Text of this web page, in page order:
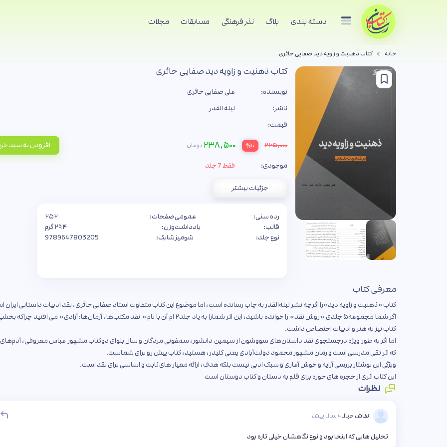
دسته بندی بلاگ نذر فرهنگی مسابقات مجلات
خانه کتاب ذهنیت و زاویه دید صفایی حائری
کتاب ذهنیت و زاویه دید صفایی حائری
نویسنده:
علی صفایی حائری
ناشر:
لیله القدر
قیمت:
۲۶۵,۰۰۰ %۱۰ ۲۳۸,۵۰۰ تومان افزودن به سبد
موجودی: فقط 7 جلد
جزئیات بیشتر
رده سنی:
عمومی
قالب:
یادداشت
نوع جلد:
شومیز
صفحات:
۲۵۲
وزن:
۲۹۴ گرم
شابک:
9789647803205
معرفی کتاب
کتاب «ذهنیت و زاویه دید»را اگرچه نشر لیله‌القدر به چاپ رسانده است، اما موضوع این کتاب متفاوت استاد صفایی حائری، نقد ادبیات داستانی ایران
اگر شما مجموعه۵ جلدی «روش نقد» را خوانده باشید، این اثر شمارا به یاد جلد۲ ام آن با نام « نقد مکتب‌ها، آرمان‌ها: آزادی» می افتید
کتاب نیز به هنر و ادبیات اختصاص داشت.
اما اگر به طور ویژه درجستجوی نقد داستان‌های سووشون از سیمین دانشور، سمفونی مردگان و سال بلوای دوکتاب مشهور عباس معروفی،
که اثر تقی مدرسی است و رمان مشهور محمود دولت‌آبادی یعنی کلیدر، هستید، کتاب پیش رو برای شماست.
ویژگی این نوشتار بررسی آرایه و خوش آغازی و سبک ادبی نیست بلکه هدف، ارائه معیار های ثابت و اساسی برای نقد است.
این کتاب اثری از حجره های حوزه برای قلم به دستان و کتاب دوستان است ‌
نظرات
نقاش خیال4 سال پیش
تحلیل هایی که اینجا بود و نوع نگاهشان خیلی تازه بود